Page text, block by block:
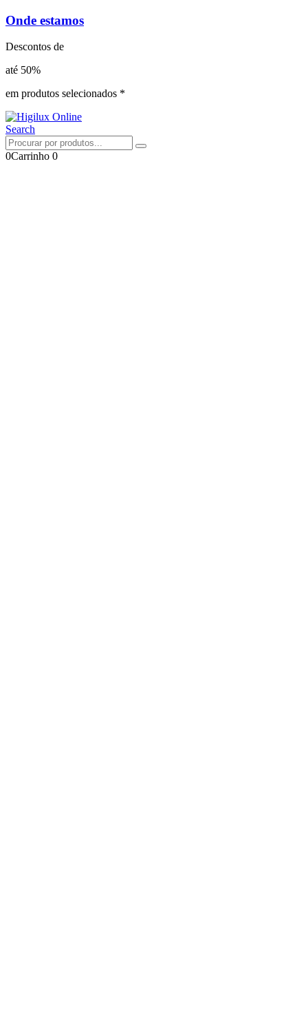
Onde estamos
Descontos de
até 50%
em produtos selecionados *
Search
0Carrinho 0